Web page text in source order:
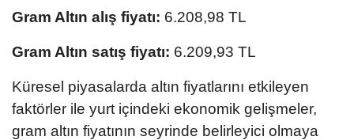
Gram Altın alış fiyatı: 6.208,98 TL
Gram Altın satış fiyatı: 6.209,93 TL
Küresel piyasalarda altın fiyatlarını etkileyen
faktörler ile yurt içindeki ekonomik gelişmeler,
gram altın fiyatının seyrinde belirleyici olmaya